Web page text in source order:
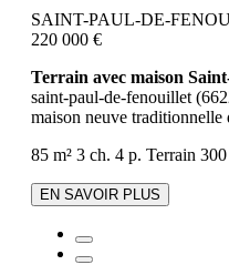
SAINT-PAUL-DE-
220 000 €
Terrain avec maison
saint-paul-de-fenouillet
maison neuve traditionnelle
85 m² 3 ch. 4 p. Terrain 300
EN SAVOIR PLUS